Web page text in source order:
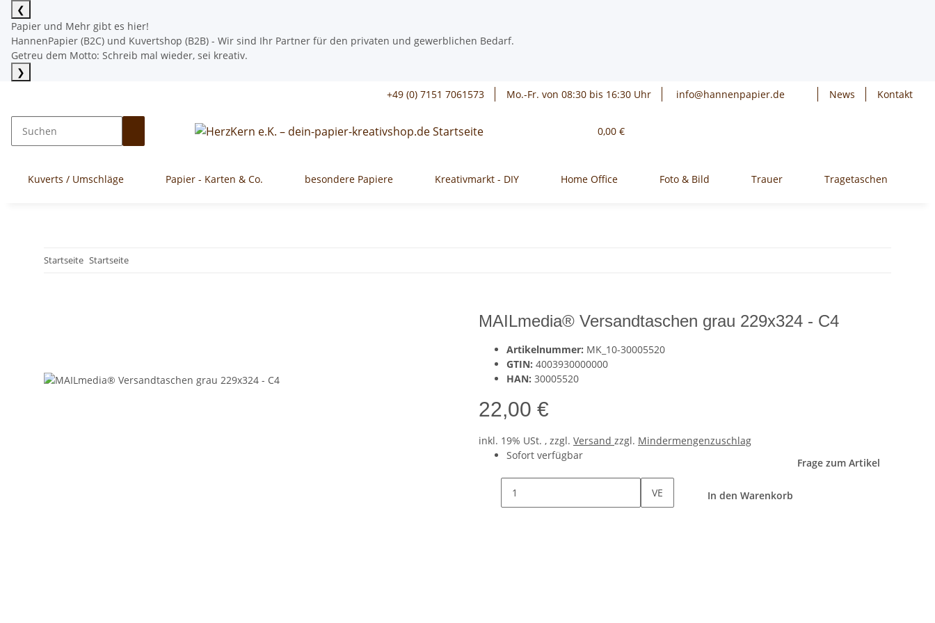
❮
Papier und Mehr gibt es hier!
HannenPapier (B2C) und Kuvertshop (B2B) - Wir sind Ihr Partner für den privaten und gewerblichen Bedarf.
Getreu dem Motto: Schreib mal wieder, sei kreativ.
❯
News
Kontakt
+49 (0) 7151 7061573 Mo.-Fr. von 08:30 bis 16:30 Uhr info@hannenpapier.de
0,00 €
Kuverts / Umschläge Papier - Karten & Co. besondere Papiere Kreativmarkt - DIY Home Office Foto & Bild Trauer Tragetaschen
Startseite Startseite
MAILmedia® Versandtaschen grau 229x324 - C4
Artikelnummer: MK_10-30005520
GTIN: 4003930000000
HAN: 30005520
22,00 €
inkl. 19% USt. , zzgl. Versand zzgl. Mindermengenzuschlag
Sofort verfügbar
Frage zum Artikel
VE In den Warenkorb